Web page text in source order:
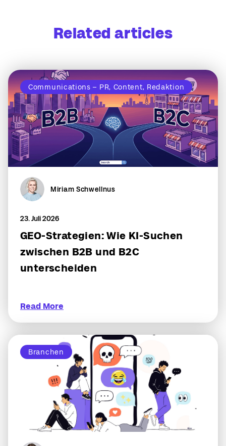
Related articles
Communications – PR, Content, Redaktion
Miriam Schwellnus
23. Juli 2026
GEO-Strategien: Wie KI-Suchen
zwischen B2B und B2C
unterscheiden
Read More
Branchen